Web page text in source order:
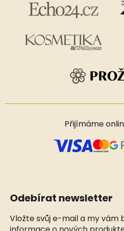
Přijímáme
Odebírat newsletter
Vložte svůj e-mail a my vám